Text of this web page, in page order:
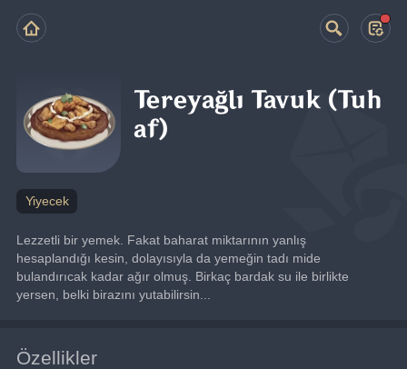
Tereyağlı Tavuk (Tuh
af)
Yiyecek
Lezzetli bir yemek. Fakat baharat miktarının yanlış
hesaplandığı kesin, dolayısıyla da yemeğin tadı mide
bulandırıcak kadar ağır olmuş. Birkaç bardak su ile birlikte
yersen, belki birazını yutabilirsin...
Özellikler